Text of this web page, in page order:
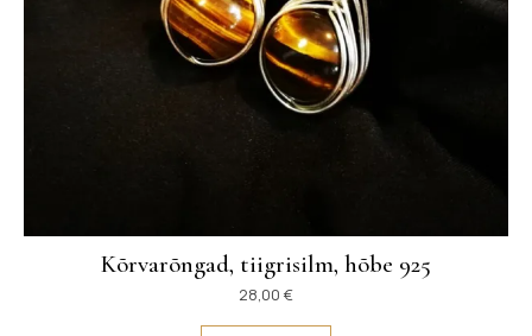
Kõrvarõngad, tiigrisilm, hõbe 925
28,00 €